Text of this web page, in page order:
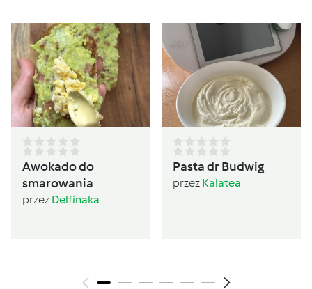
Awokado do
smarowania
przez Delfinaka
Pasta dr Budwig
przez Kalatea